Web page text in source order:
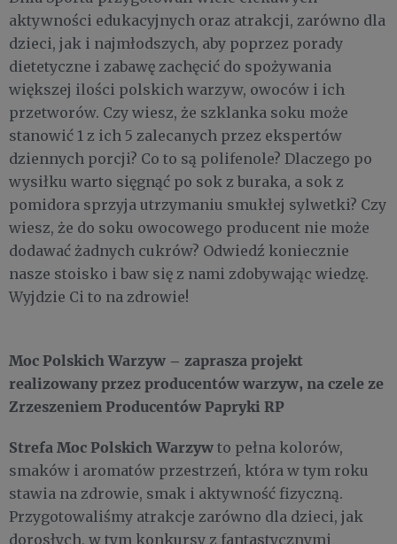
aktywności edukacyjnych oraz atrakcji, zarówno dla
dzieci, jak i najmłodszych, aby poprzez porady
dietetyczne i zabawę zachęcić do spożywania
większej ilości polskich warzyw, owoców i ich
przetworów. Czy wiesz, że szklanka soku może
stanowić 1 z ich 5 zalecanych przez ekspertów
dziennych porcji? Co to są polifenole? Dlaczego po
wysiłku warto sięgnąć po sok z buraka, a sok z
pomidora sprzyja utrzymaniu smukłej sylwetki? Czy
wiesz, że do soku owocowego producent nie może
dodawać żadnych cukrów? Odwiedź koniecznie
nasze stoisko i baw się z nami zdobywając wiedzę.
Wyjdzie Ci to na zdrowie!
Moc Polskich Warzyw – zaprasza projekt
realizowany przez producentów warzyw, na czele ze
Zrzeszeniem Producentów Papryki RP
Strefa Moc Polskich Warzyw to pełna kolorów,
smaków i aromatów przestrzeń, która w tym roku
stawia na zdrowie, smak i aktywność fizyczną.
Przygotowaliśmy atrakcje zarówno dla dzieci, jak
dorosłych, w tym konkursy z fantastycznymi